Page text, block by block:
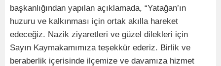
başkanlığından yapılan açıklamada, “Yatağan’ın
huzuru ve kalkınması için ortak akılla hareket
edeceğiz. Nazik ziyaretleri ve güzel dilekleri için
Sayın Kaymakamımıza teşekkür ederiz. Birlik ve
beraberlik içerisinde ilçemize ve davamıza hizmet